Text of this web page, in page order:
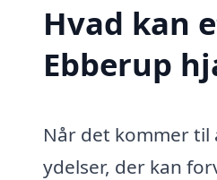
Hvad kan
Ebberup
Når det kommer
ydelser, der kan